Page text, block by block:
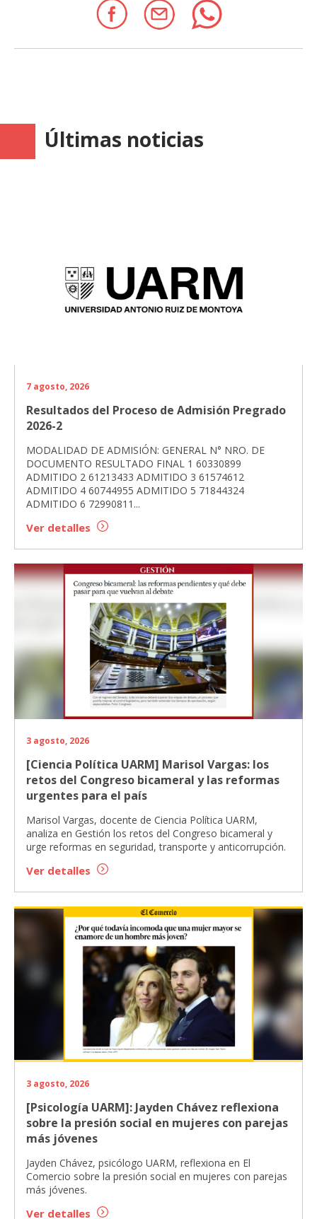
Últimas noticias
7 agosto, 2026
Resultados del Proceso de Admisión Pregrado
2026-2
MODALIDAD DE ADMISIÓN: GENERAL N° NRO. DE
DOCUMENTO RESULTADO FINAL 1 60330899
ADMITIDO 2 61213433 ADMITIDO 3 61574612
ADMITIDO 4 60744955 ADMITIDO 5 71844324
ADMITIDO 6 72990811...
Ver detalles
3 agosto, 2026
[Ciencia Política UARM] Marisol Vargas: los
retos del Congreso bicameral y las reformas
urgentes para el país
Marisol Vargas, docente de Ciencia Política UARM,
analiza en Gestión los retos del Congreso bicameral y
urge reformas en seguridad, transporte y anticorrupción.
Ver detalles
3 agosto, 2026
[Psicología UARM]: Jayden Chávez reflexiona
sobre la presión social en mujeres con parejas
más jóvenes
Jayden Chávez, psicólogo UARM, reflexiona en El
Comercio sobre la presión social en mujeres con parejas
más jóvenes.
Ver detalles